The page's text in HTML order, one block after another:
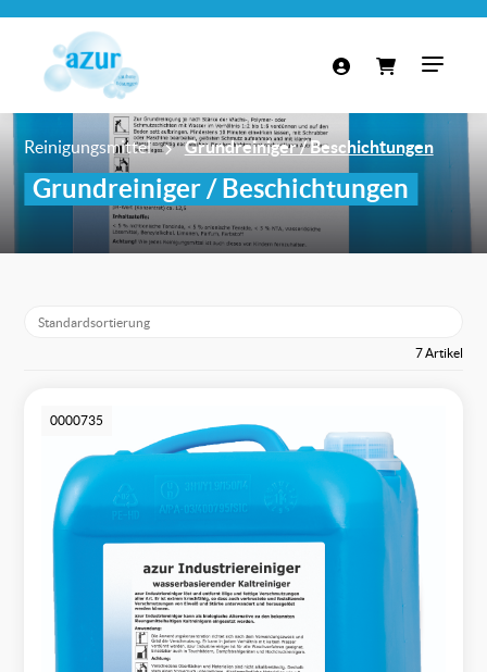
Reinigungsmittel Grundreiniger / Beschichtungen
Grundreiniger / Beschichtungen
7 Artikel
0000735